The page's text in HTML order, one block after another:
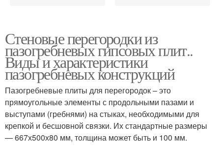
Стеновые перегородки из
пазогребневых гипсовых плит..
Виды и характеристики
пазогребневых конструкций
Пазогребневые плиты для перегородок – это
прямоугольные элементы с продольными пазами и
выступами (гребнями) на стыках, необходимыми для
крепкой и бесшовной связки. Их стандартные размеры
— 667х500х80 мм, толщина может быть и 100 мм.